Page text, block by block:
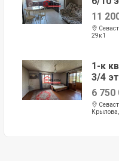
11
29к1
1-к
3/4
6 750